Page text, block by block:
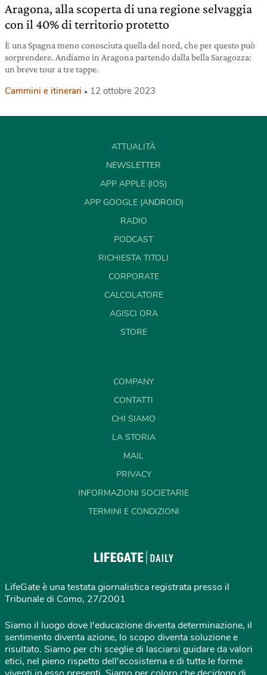
Aragona, alla scoperta di una regione selvaggia
con il 40% di territorio protetto
È una Spagna meno conosciuta quella del nord, che per questo può
sorprendere. Andiamo in Aragona partendo dalla bella Saragozza:
un breve tour a tre tappe.
Cammini e itinerari 12 ottobre 2023
ATTUALITÀ
NEWSLETTER
APP APPLE (IOS)
APP GOOGLE (ANDROID)
RADIO
PODCAST
RICHIESTA TITOLI
CORPORATE
CALCOLATORE
AGISCI ORA
STORE
COMPANY
CONTATTI
CHI SIAMO
LA STORIA
MAIL
PRIVACY
INFORMAZIONI SOCIETARIE
TERMINI E CONDIZIONI
LifeGate è una testata giornalistica registrata presso il
Tribunale di Como, 27/2001
Siamo il luogo dove l'educazione diventa determinazione, il
sentimento diventa azione, lo scopo diventa soluzione e
risultato. Siamo per chi sceglie di lasciarsi guidare da valori
etici, nel pieno rispetto dell'ecosistema e di tutte le forme